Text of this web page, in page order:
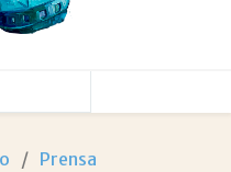
Prensa